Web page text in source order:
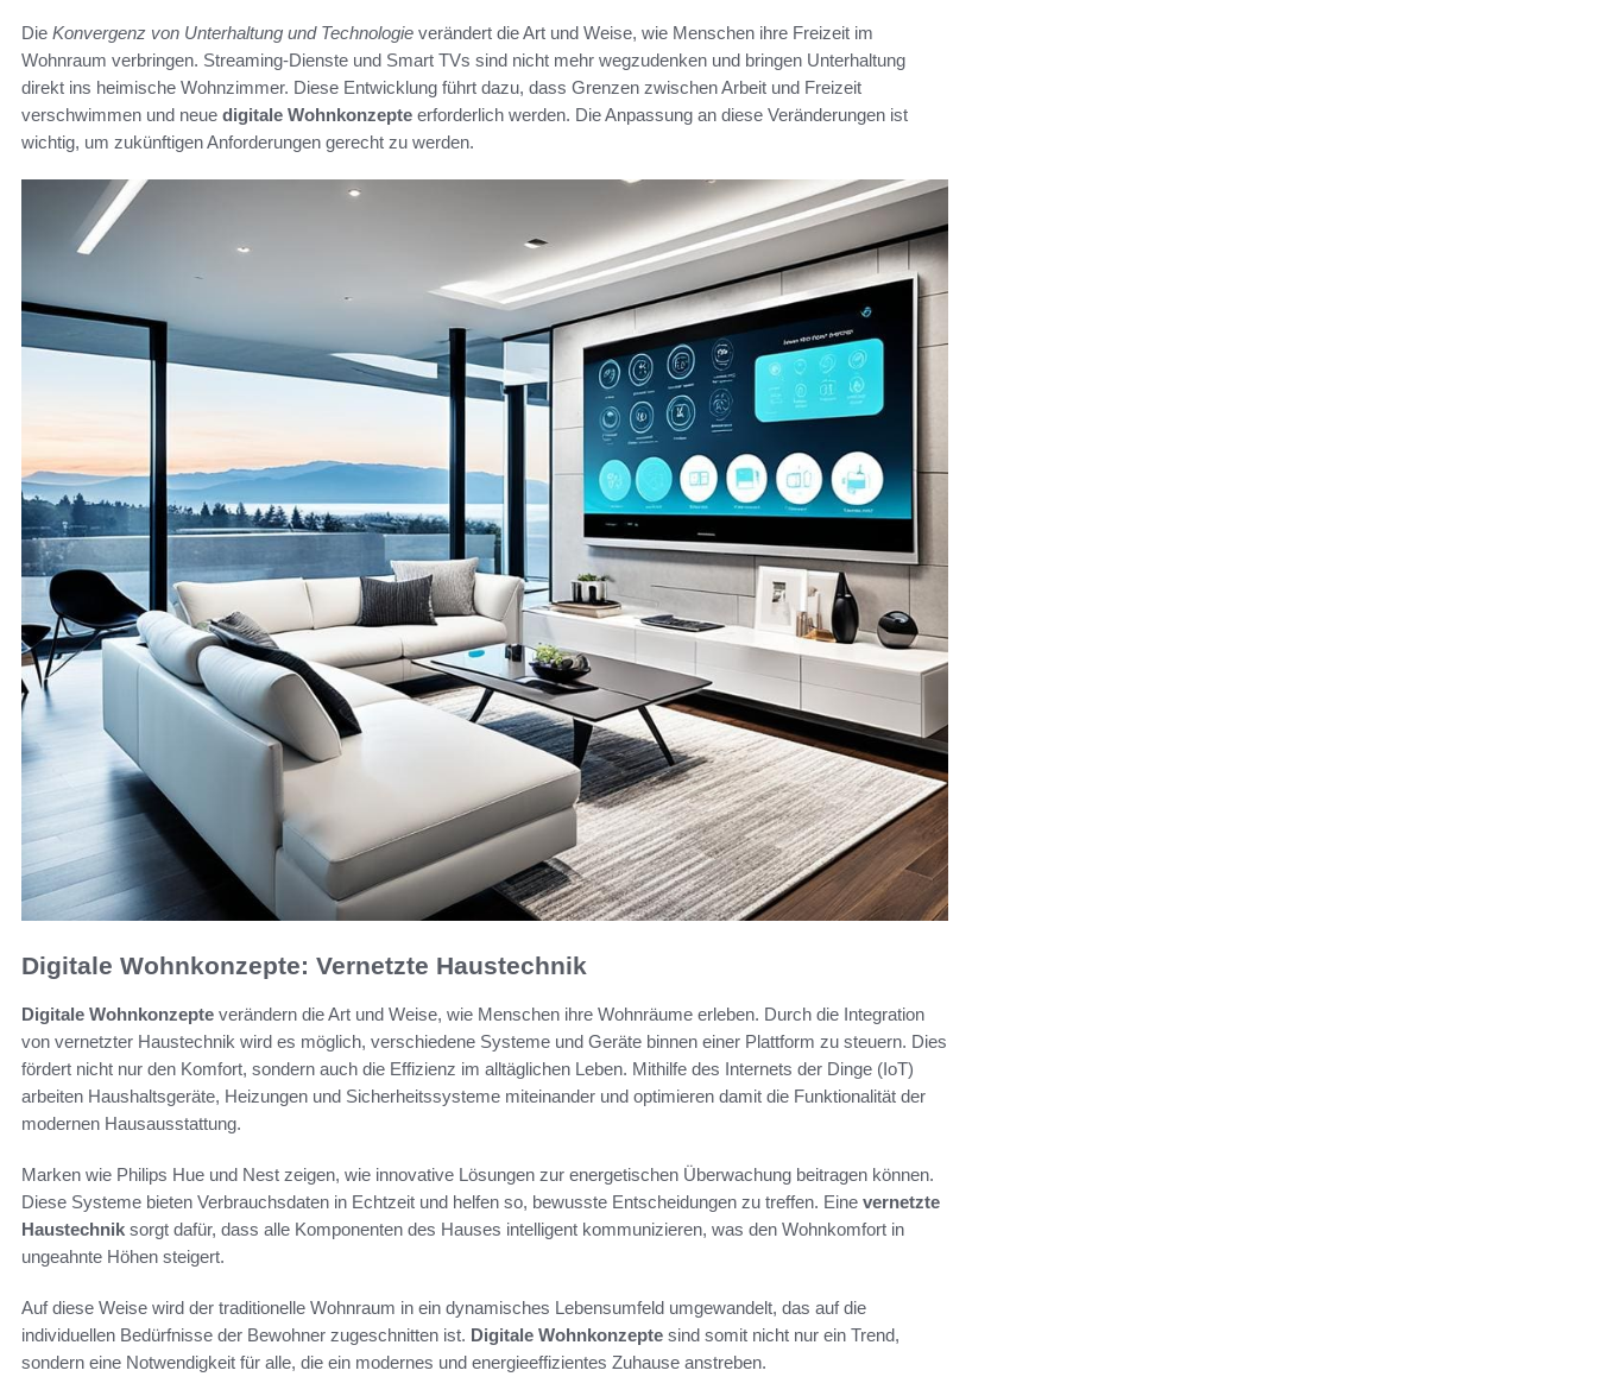
Die Konvergenz von Unterhaltung und Technologie verändert die Art und Weise, wie Menschen ihre Freizeit im
Wohnraum verbringen. Streaming-Dienste und Smart TVs sind nicht mehr wegzudenken und bringen Unterhaltung
direkt ins heimische Wohnzimmer. Diese Entwicklung führt dazu, dass Grenzen zwischen Arbeit und Freizeit
verschwimmen und neue digitale Wohnkonzepte erforderlich werden. Die Anpassung an diese Veränderungen ist
wichtig, um zukünftigen Anforderungen gerecht zu werden.
Digitale Wohnkonzepte: Vernetzte Haustechnik
Digitale Wohnkonzepte verändern die Art und Weise, wie Menschen ihre Wohnräume erleben. Durch die Integration
von vernetzter Haustechnik wird es möglich, verschiedene Systeme und Geräte binnen einer Plattform zu steuern. Dies
fördert nicht nur den Komfort, sondern auch die Effizienz im alltäglichen Leben. Mithilfe des Internets der Dinge (IoT)
arbeiten Haushaltsgeräte, Heizungen und Sicherheitssysteme miteinander und optimieren damit die Funktionalität der
modernen Hausausstattung.
Marken wie Philips Hue und Nest zeigen, wie innovative Lösungen zur energetischen Überwachung beitragen können.
Diese Systeme bieten Verbrauchsdaten in Echtzeit und helfen so, bewusste Entscheidungen zu treffen. Eine vernetzte
Haustechnik sorgt dafür, dass alle Komponenten des Hauses intelligent kommunizieren, was den Wohnkomfort in
ungeahnte Höhen steigert.
Auf diese Weise wird der traditionelle Wohnraum in ein dynamisches Lebensumfeld umgewandelt, das auf die
individuellen Bedürfnisse der Bewohner zugeschnitten ist. Digitale Wohnkonzepte sind somit nicht nur ein Trend,
sondern eine Notwendigkeit für alle, die ein modernes und energieeffizientes Zuhause anstreben.